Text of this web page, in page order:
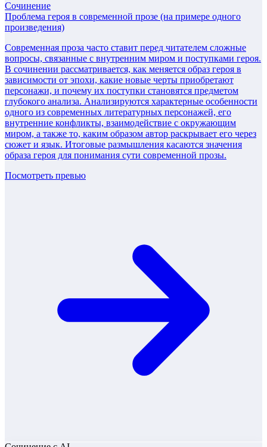
Сочинение
Проблема героя в современной прозе (на примере одного
произведения)
Современная проза часто ставит перед читателем сложные
вопросы, связанные с внутренним миром и поступками героя.
В сочинении рассматривается, как меняется образ героя в
зависимости от эпохи, какие новые черты приобретают
персонажи, и почему их поступки становятся предметом
глубокого анализа. Анализируются характерные особенности
одного из современных литературных персонажей, его
внутренние конфликты, взаимодействие с окружающим
миром, а также то, каким образом автор раскрывает его через
сюжет и язык. Итоговые размышления касаются значения
образа героя для понимания сути современной прозы.
Посмотреть превью